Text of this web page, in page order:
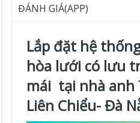
ĐÁNH GIÁ(APP)
Lắp đặt hệ
hòa lưới có lưu
mái tại nhà anh
Liên Chiểu- Đà